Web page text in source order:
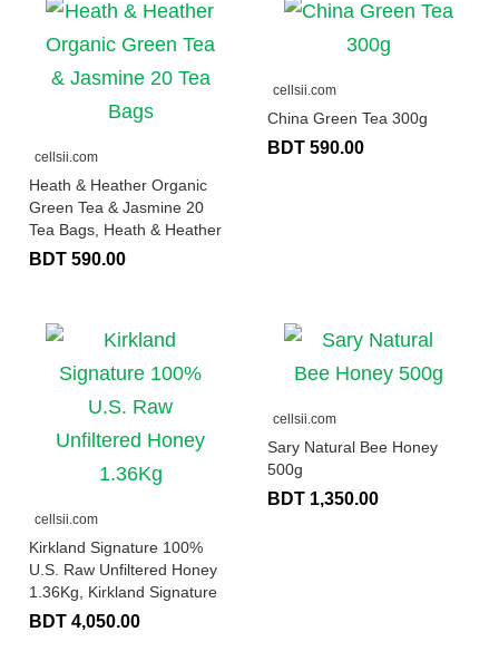
cellsii.com
Heath & Heather Organic
Green Tea & Jasmine 20
Tea Bags, Heath & Heather
BDT 590.00
cellsii.com
China Green Tea 300g
BDT 590.00
cellsii.com
Kirkland Signature 100%
U.S. Raw Unfiltered Honey
1.36Kg, Kirkland Signature
BDT 4,050.00
cellsii.com
Sary Natural Bee Honey
500g
BDT 1,350.00